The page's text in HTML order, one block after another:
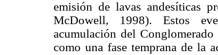
emisión de lavas andesíticas
McDowell, 1998). Estos
acumulación del
como una fase temprana de la